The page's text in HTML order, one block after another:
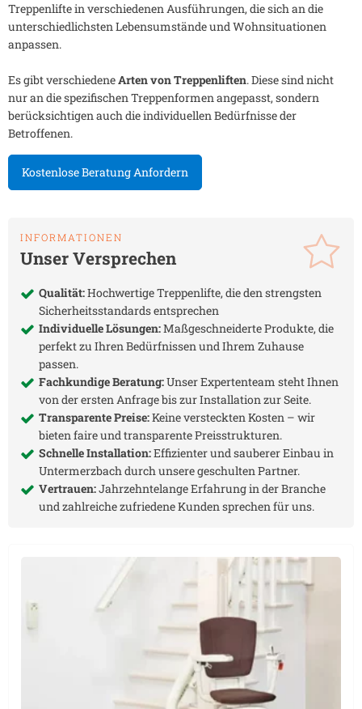
Treppenlifte in verschiedenen Ausführungen, die sich an die
unterschiedlichsten Lebensumstände und Wohnsituationen
anpassen.
Es gibt verschiedeneArten von Treppenliften. Diese sind nicht
nur an die spezifischen Treppenformen angepasst, sondern
berücksichtigen auch die individuellen Bedürfnisse der
Betroffenen.
Kostenlose Beratung Anfordern
INFORMATIONEN
Unser Versprechen
Qualität:Hochwertige Treppenlifte, die den strengsten
Sicherheitsstandards entsprechen
Individuelle Lösungen:Maßgeschneiderte Produkte, die
perfekt zu Ihren Bedürfnissen und Ihrem Zuhause
passen.
Fachkundige Beratung:Unser Expertenteam steht Ihnen
von der ersten Anfrage bis zur Installation zur Seite.
Transparente Preise:Keine versteckten Kosten – wir
bieten faire und transparente Preisstrukturen.
Schnelle Installation:Effizienter und sauberer Einbau in
Untermerzbachdurch unsere geschulten Partner.
Vertrauen:Jahrzehntelange Erfahrung in der Branche
und zahlreiche zufriedene Kunden sprechen für uns.